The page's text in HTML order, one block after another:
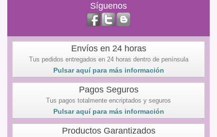
Síguenos
Envíos en 24 horas
Tus pedidos entregados en 24 horas dentro de península
Pulsar aquí para más información
Pagos Seguros
Tus pagos totalmente encriptados y seguros
Pulsar aquí para más información
Productos Garantizados